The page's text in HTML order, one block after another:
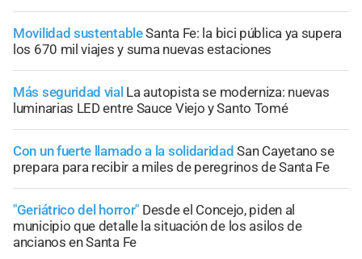
Movilidad sustentableSanta Fe: la bici pública ya supera
los 670 mil viajes y suma nuevas estaciones
Más seguridad vial La autopista se moderniza: nuevas
luminarias LED entre Sauce Viejo y Santo Tomé
Con un fuerte llamado a la solidaridad San Cayetano se
prepara para recibir a miles de peregrinos de Santa Fe
"Geriátrico del horror" Desde el Concejo, piden al
municipio que detalle la situación de los asilos de
ancianos en Santa Fe